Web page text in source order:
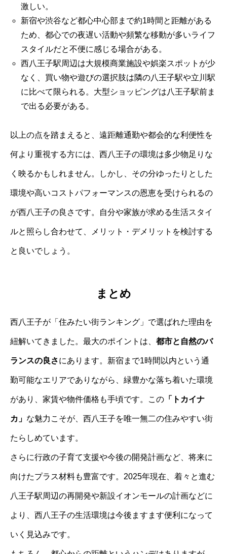
激しい。
新宿や渋谷など都心中心部まで約1時間と距離がある
ため、都心での夜遅い活動や頻繁な移動が多いライフ
スタイルだと不便に感じる場合がある。
西八王子駅周辺は大規模商業施設や娯楽スポットが少
なく、買い物や遊びの選択肢は隣の八王子駅や立川駅
に比べて限られる。大型ショッピングは八王子駅前ま
で出る必要がある。
以上の点を踏まえると、遠距離通勤や都会的な利便性を
何より重視する方には、西八王子の環境は多少物足りな
く映るかもしれません。しかし、その分ゆったりとした
環境や高いコストパフォーマンスの恩恵を受けられるの
が西八王子の良さです。自分や家族が求める生活スタイ
ルと照らし合わせて、メリット・デメリットを検討する
と良いでしょう。
まとめ
西八王子が「住みたい街ランキング」で選ばれた理由を
紐解いてきました。最大のポイントは、 都市と自然のバ
ランスの良さにあります。新宿まで1時間以内という通
勤可能なエリアでありながら、緑豊かな落ち着いた環境
があり、家賃や物件価格も手頃です。この 「トカイナ
カ」 な魅力こそが、西八王子を唯一無二の住みやすい街
たらしめています。
さらに行政の子育て支援や今後の開発計画など、将来に
向けたプラス材料も豊富です。2025年現在、着々と進む
八王子駅周辺の再開発や新設イオンモールの計画などに
より、西八王子の生活環境は今後ますます便利になって
いく見込みです。